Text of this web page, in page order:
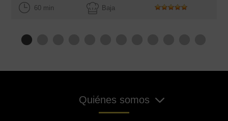
60 min Baja
Quiénes somos